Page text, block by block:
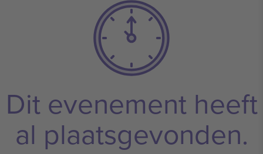
Dit evenement heeft
al plaatsgevonden.